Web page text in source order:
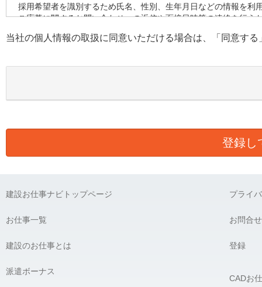
採用希望者を識別するため氏名、性別、生年月日などの情報を利
ご応募に関するお問い合わせへの返信や面接日時等の連絡を行
採用の検討のため健康状態、職務経歴、スキルシート、資格等の
E) 個人情報の取扱い業務の委託：
ります。この場合、個人情報を適切に取り扱っていると認めら
様の個人情報の漏洩防止に必要な事項を取決め、適切な管理を実
F) 個人情報提供の任意性：
G) 個人情報の開示請求について：
貴殿には、貴殿の個人情報の利用目的の通知、開示、内容の訂
の開示を要求する権利があります。必要な場合には、下記の窓口
【個人情報問合せ窓口】
〒163-1305 東京都新宿区西新宿6-5-1 新宿アイランドタワー5F
Phone：03-4500-4612（平日9:00 〜 18:00） e-mail：
当社の個人情報の取扱に同意いただける場合は、「同意す
建設お仕事ナビトップページ
お仕事一覧
建設のお仕事とは
派遣ボーナス
プライ
お問合せ
登録
CADお